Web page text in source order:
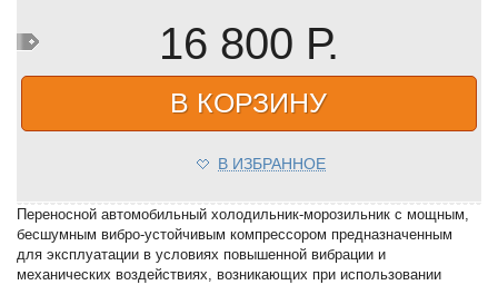
16 800 Р.
В КОРЗИНУ
В ИЗБРАННОЕ
Переносной автомобильный холодильник-морозильник с мощным,
бесшумным вибро-устойчивым компрессором предназначенным
для эксплуатации в условиях повышенной вибрации и
механических воздействиях, возникающих при использовании